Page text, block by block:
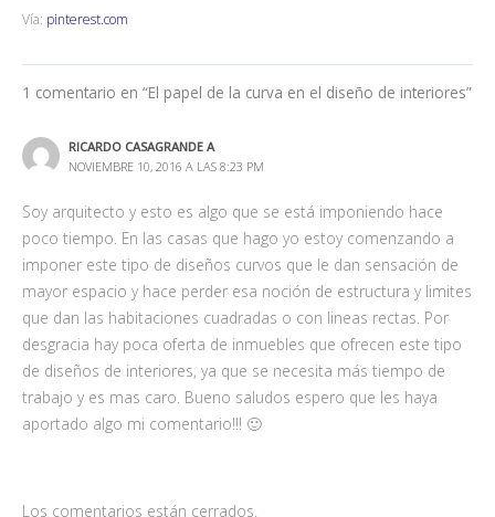
Vía: pinterest.com
1 comentario en “El papel de la curva en el diseño de interiores”
RICARDO CASAGRANDE A
NOVIEMBRE 10, 2016 A LAS 8:23 PM
Soy arquitecto y esto es algo que se está imponiendo hace
poco tiempo. En las casas que hago yo estoy comenzando a
imponer este tipo de diseños curvos que le dan sensación de
mayor espacio y hace perder esa noción de estructura y limites
que dan las habitaciones cuadradas o con lineas rectas. Por
desgracia hay poca oferta de inmuebles que ofrecen este tipo
de diseños de interiores, ya que se necesita más tiempo de
trabajo y es mas caro. Bueno saludos espero que les haya
aportado algo mi comentario!!! 🙂
Los comentarios están cerrados.